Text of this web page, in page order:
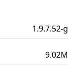
1.9.7.52-g
9.02M